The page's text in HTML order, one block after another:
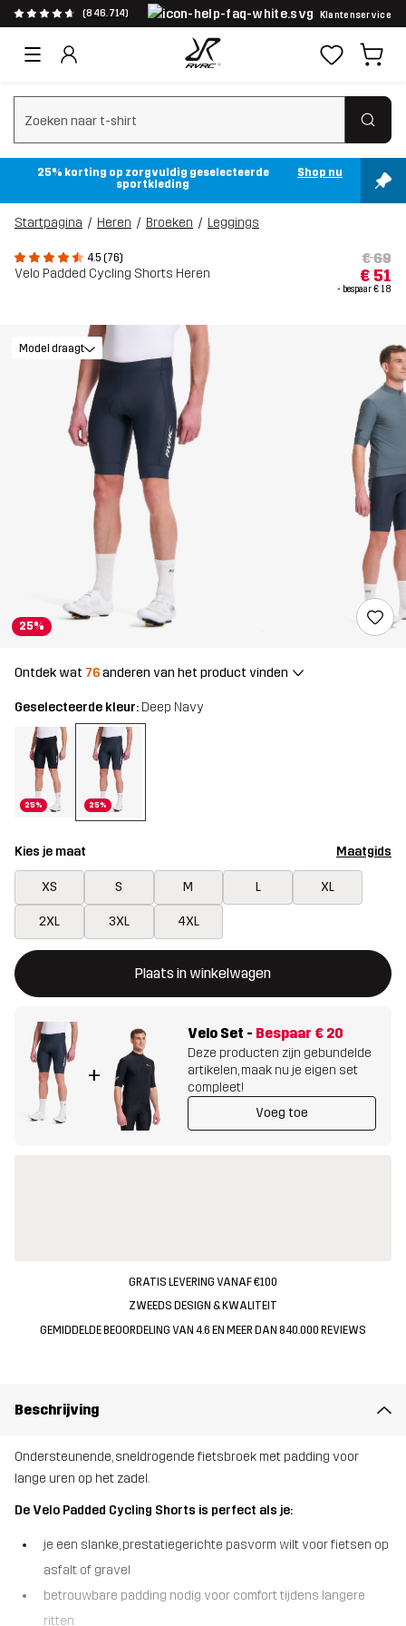
(846.714) Klantenservice
Zoeken wissen
25% korting op zorgvuldig geselecteerde
sportkleding
Shop nu
Startpagina Heren Broeken Leggings
4.5 (76)
Velo Padded Cycling Shorts Heren
€ 69
€ 51
- bespaar€ 18
25%
Model draagt
Ontdek wat 76anderen van het product vinden
Geselecteerde kleur: Deep Navy
25% 25%
Kies je maat Maatgids
XS S M L XL
2XL 3XL 4XL
Plaats in winkelwagen
Deze knop opent een modal met de bevestiging van een
{{size}} niet beschikbaar
+
Velo Set - Bespaar € 20
Deze producten zijn gebundelde
artikelen, maak nu je eigen set
compleet!
Voeg toe
GRATIS LEVERING VANAF €100
ZWEEDS DESIGN & KWALITEIT
GEMIDDELDE BEOORDELING VAN 4.6 EN MEER DAN 840.000 REVIEWS
Beschrijving
Ondersteunende, sneldrogende fietsbroek met padding voor
lange uren op het zadel.
De Velo Padded Cycling Shorts is perfect als je:
je een slanke, prestatiegerichte pasvorm wilt voor fietsen op
asfalt of gravel
betrouwbare padding nodig voor comfort tijdens langere
ritten